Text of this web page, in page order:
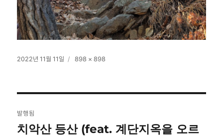
작
2022년 11월 11일
전
898 × 898
탐
발행됨
치악산 등산 (feat. 계단지옥을 오르